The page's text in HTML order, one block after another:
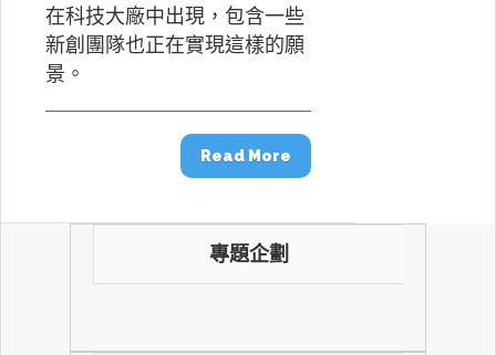
在科技大廠中出現，包含一些
新創團隊也正在實現這樣的願
景。
Read More
專題企劃